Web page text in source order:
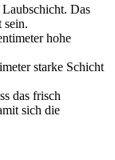
Das
sein.
hohe
starke Schicht
das frisch
sich die